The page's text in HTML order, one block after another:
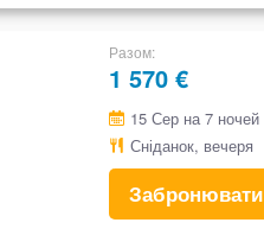
Разом
1 570 €
15 Сер на 7 ночей
Сніданок, вечеря
Забронювати